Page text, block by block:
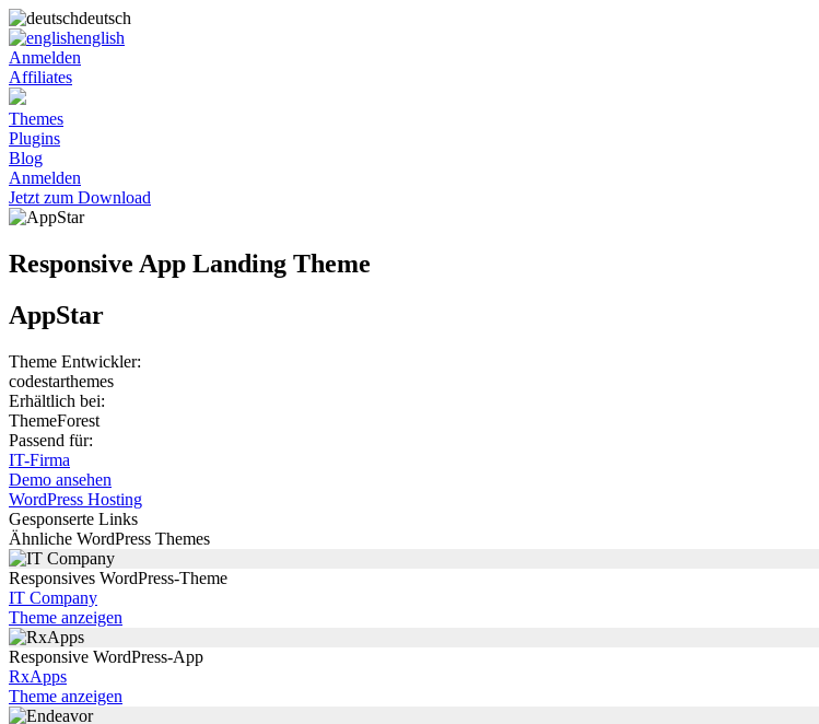
deutsch
english
Anmelden
Affiliates
Themes
Plugins
Blog
Anmelden
Jetzt zum Download
Responsive App Landing Theme
AppStar
Theme Entwickler:
codestarthemes
Erhältlich bei:
ThemeForest
Passend für:
IT-Firma
Demo ansehen
WordPress Hosting
Gesponserte Links
Ähnliche WordPress Themes
Responsives WordPress-Theme
IT Company
Theme anzeigen
Responsive WordPress-App
RxApps
Theme anzeigen